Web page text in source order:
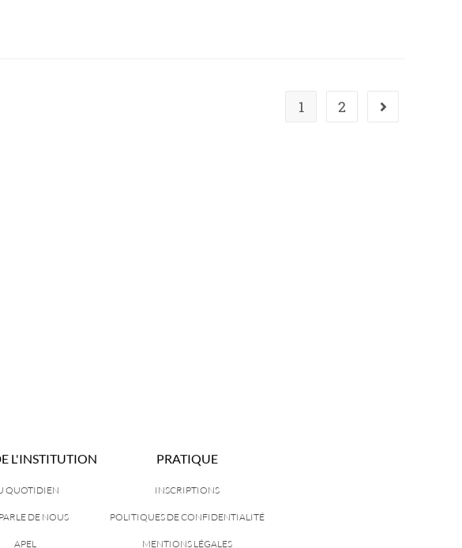
1 2
L'INSTITUTION
QUOTIDIEN
DE NOUS
APEL
PRATIQUE
INSCRIPTIONS
POLITIQUES DE CONFIDENTIALITÉ
MENTIONS LÉGALES